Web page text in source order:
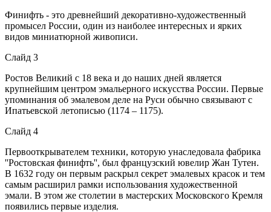
Финифть - это древнейший декоративно-художественный
промысел России, один из наиболее интересных и ярких
видов миниатюрной живописи.
Слайд 3
Ростов Великий с 18 века и до наших дней является
крупнейшим центром эмальерного искусства России. Первые
упоминания об эмалевом деле на Руси обычно связывают с
Ипатьевской летописью (1174 – 1175).
Слайд 4
Первооткрывателем техники, которую унаследовала фабрика
''Ростовская финифть'', был французский ювелир Жан Тутен.
В 1632 году он первым раскрыл секрет эмалевых красок и тем
самым расширил рамки использования художественной
эмали. В этом же столетии в мастерских Московского Кремля
появились первые изделия.